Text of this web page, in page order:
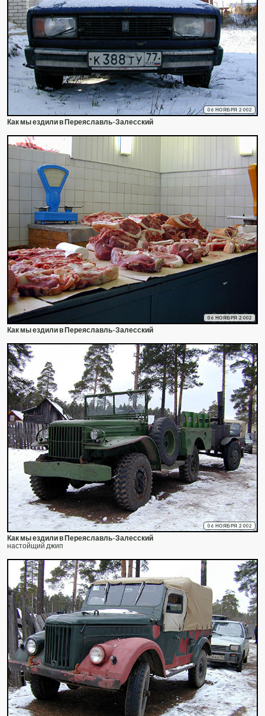
06 НОЯБРЯ 2002
Как мы ездили в Переяславль-Залесский
06 НОЯБРЯ 2002
Как мы ездили в Переяславль-Залесский
06 НОЯБРЯ 2002
Как мы ездили в Переяславль-Залесский
настойщий джип